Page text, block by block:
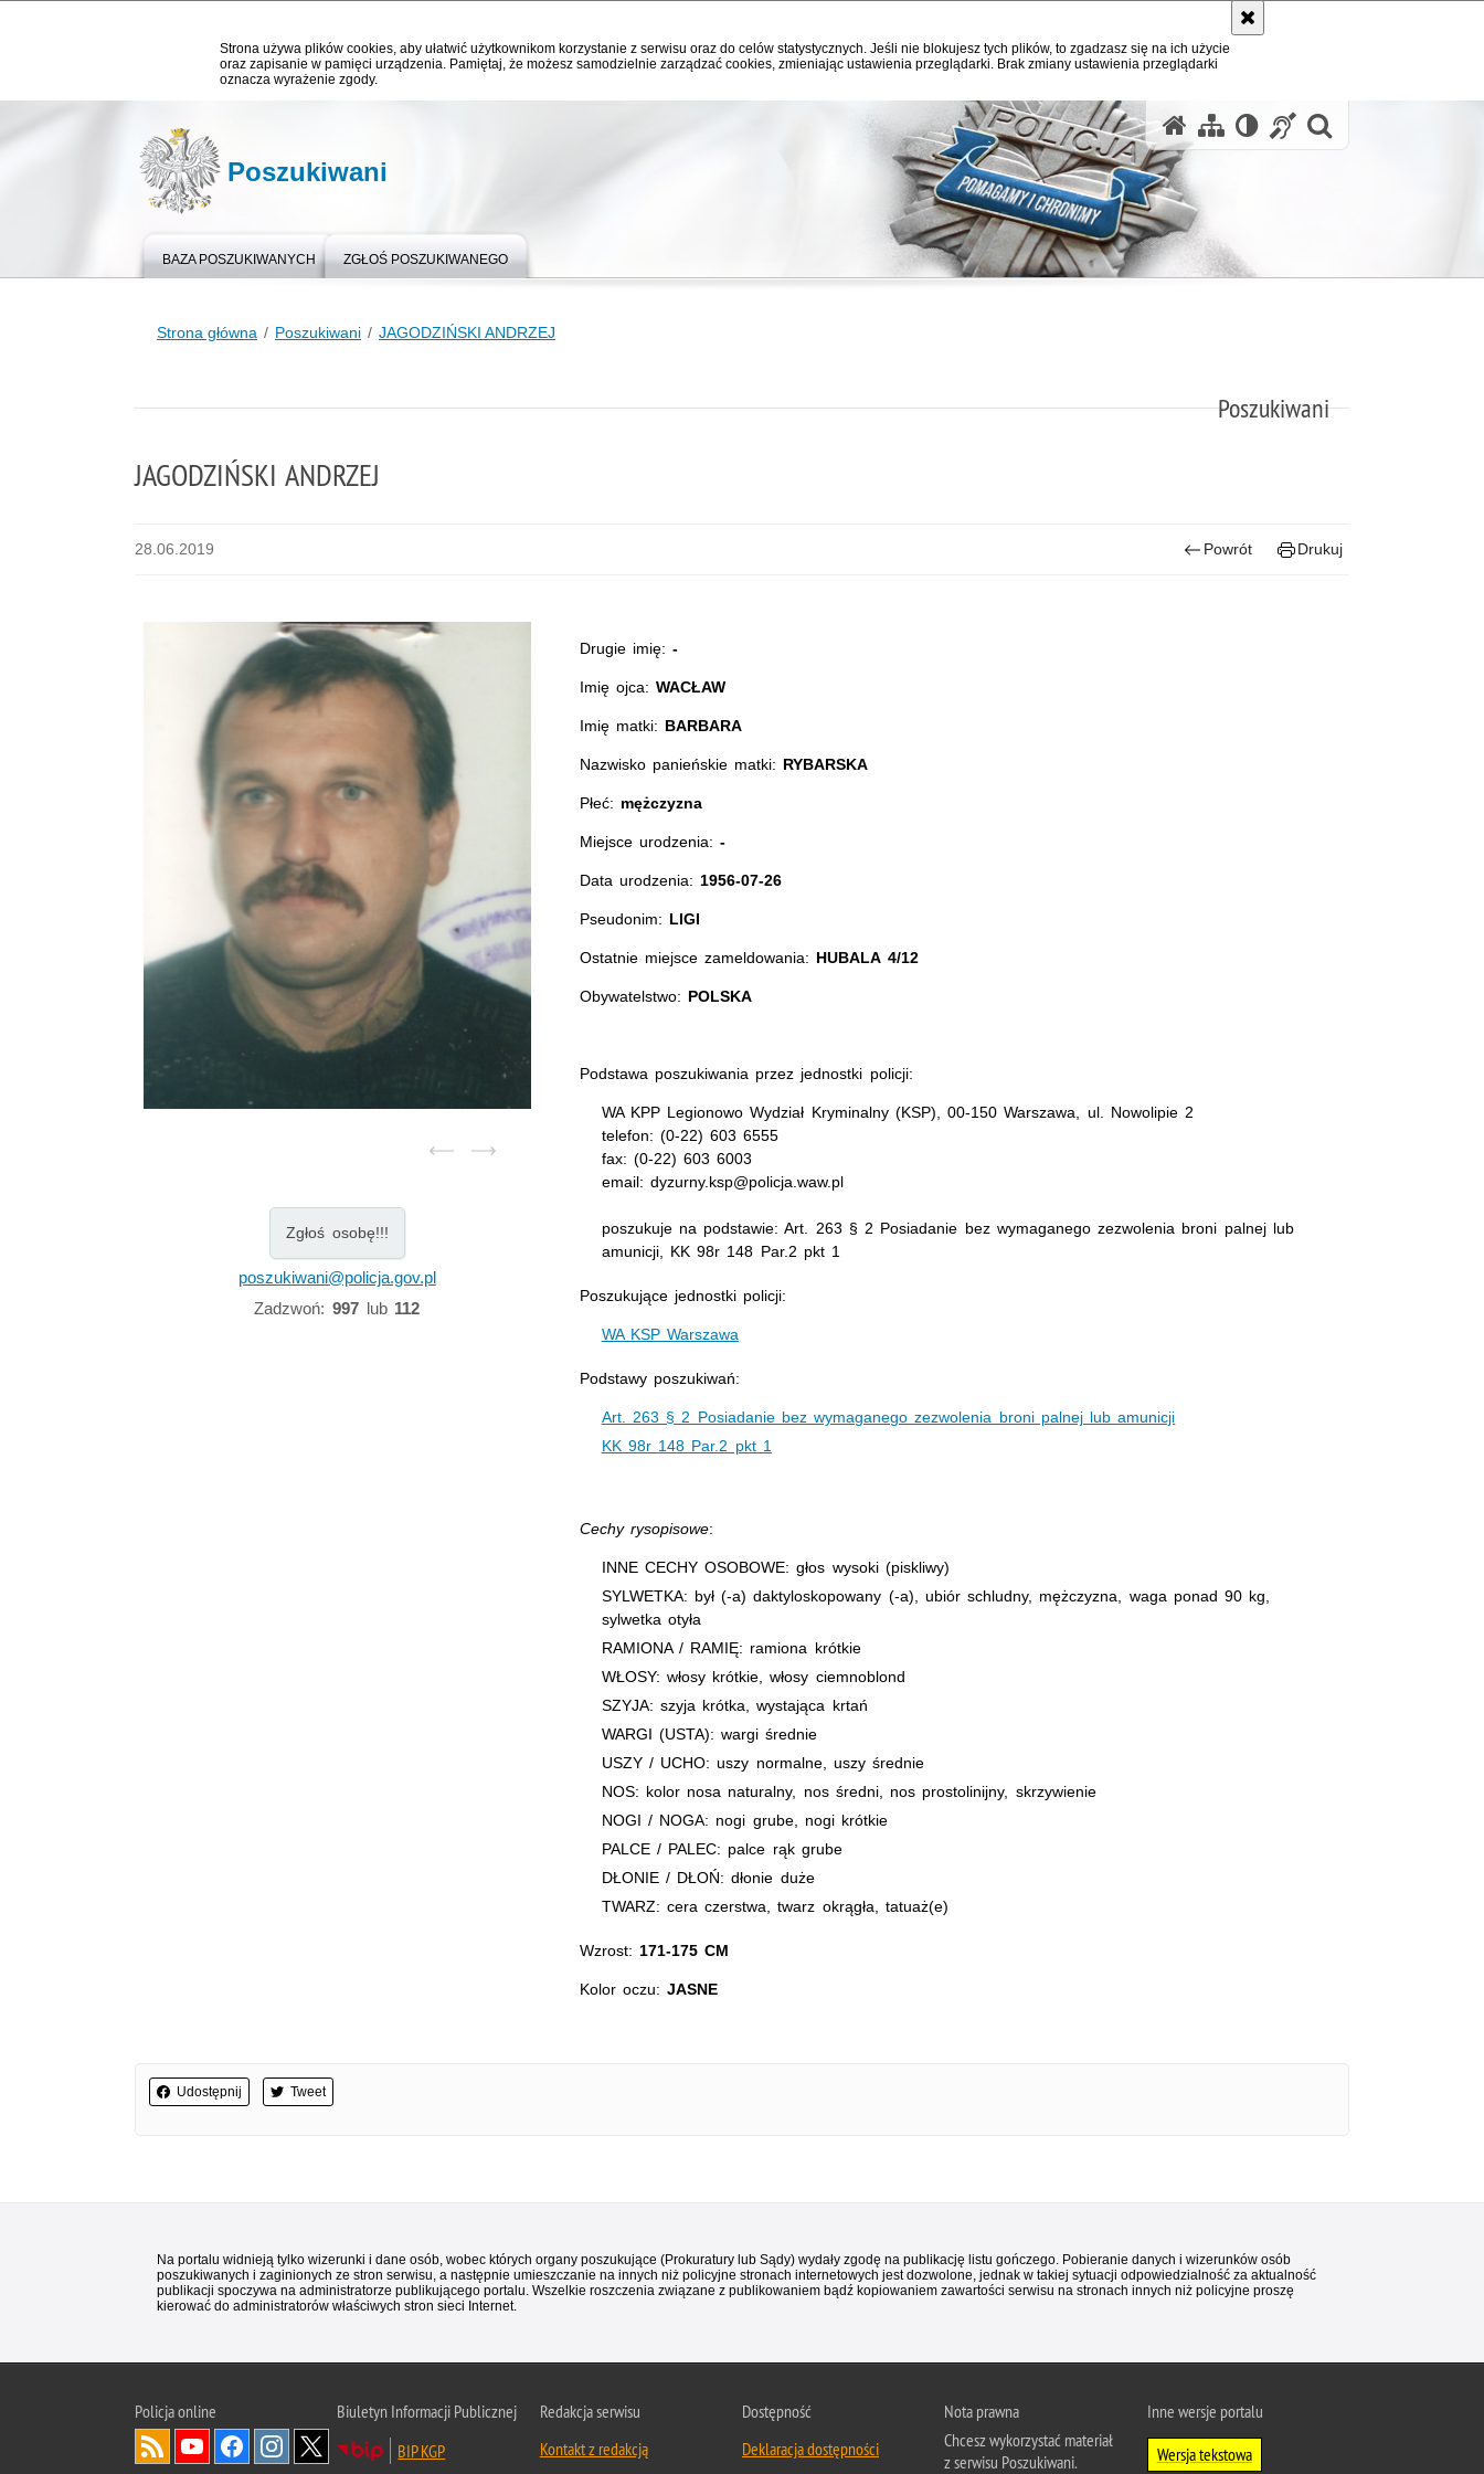
Strona używa plików cookies, aby ułatwić użytkownikom korzystanie z serwisu oraz do celów statystycznych. Jeśli nie blokujesz tych plików, to zgadzasz się na ich użycie
oraz zapisanie w pamięci urządzenia. Pamiętaj, że możesz samodzielnie zarządzać cookies, zmieniając ustawienia przeglądarki. Brak zmiany ustawienia przeglądarki
oznacza wyrażenie zgody.
Poszukiwani
BAZA POSZUKIWANYCH ZGŁOŚ POSZUKIWANEGO
Strona główna Poszukiwani JAGODZIŃSKI ANDRZEJ
Poszukiwani
JAGODZIŃSKI ANDRZEJ
28.06.2019 Powrót Drukuj
Zgłoś osobę!!!
poszukiwani@policja.gov.pl
Zadzwoń: 997lub 112
Drugie imię:-
Imię ojca:WACŁAW
Imię matki: BARBARA
Nazwisko panieńskie matki: RYBARSKA
Płeć: mężczyzna
Miejsce urodzenia:-
Data urodzenia: 1956-07-26
Pseudonim: LIGI
Ostatnie miejsce zameldowania: HUBALA 4/12
Obywatelstwo: POLSKA
Podstawa poszukiwania przez jednostki policji:
WA KPP Legionowo Wydział Kryminalny (KSP), 00-150 Warszawa, ul. Nowolipie 2
telefon: (0-22) 603 6555
fax: (0-22) 603 6003
email: dyzurny.ksp@policja.waw.pl
poszukuje na podstawie: Art. 263 § 2 Posiadanie bez wymaganego zezwolenia broni palnej lub
amunicji, KK 98r 148 Par.2 pkt 1
Poszukujące jednostki policji:
WA KSP Warszawa
Podstawy poszukiwań:
Art. 263 § 2 Posiadanie bez wymaganego zezwolenia broni palnej lub amunicji
KK 98r 148 Par.2 pkt 1
Cechy rysopisowe:
INNE CECHY OSOBOWE: głos wysoki (piskliwy)
SYLWETKA: był (-a) daktyloskopowany (-a), ubiór schludny, mężczyzna, waga ponad 90 kg,
sylwetka otyła
RAMIONA / RAMIĘ: ramiona krótkie
WŁOSY: włosy krótkie, włosy ciemnoblond
SZYJA: szyja krótka, wystająca krtań
WARGI (USTA): wargi średnie
USZY / UCHO: uszy normalne, uszy średnie
NOS: kolor nosa naturalny, nos średni, nos prostolinijny, skrzywienie
NOGI / NOGA: nogi grube, nogi krótkie
PALCE / PALEC: palce rąk grube
DŁONIE / DŁOŃ: dłonie duże
TWARZ: cera czerstwa, twarz okrągła, tatuaż(e)
Wzrost: 171-175 CM
Kolor oczu:JASNE
Udostępnij Tweet
Na portalu widnieją tylko wizerunki i dane osób, wobec których organy poszukujące (Prokuratury lub Sądy) wydały zgodę na publikację listu gończego. Pobieranie danych i wizerunków osób
poszukiwanych i zaginionych ze stron serwisu, a następnie umieszczanie na innych niż policyjne stronach internetowych jest dozwolone, jednak w takiej sytuacji odpowiedzialność za aktualność
publikacji spoczywa na administratorze publikującego portalu. Wszelkie roszczenia związane z publikowaniem bądź kopiowaniem zawartości serwisu na stronach innych niż policyjne proszę
kierować do administratorów właściwych stron sieci Internet.
Policjaonline
Biuletyn Informacji Publicznej
BIP KGP
Redakcja serwisu
Kontakt z redakcją
Dostępność
Deklaracja dostępności
Nota prawna
Chcesz wykorzystać materiał
z serwisu Poszukiwani.
Inne wersje portalu
Wersja tekstowa